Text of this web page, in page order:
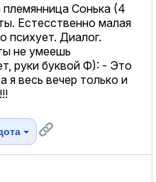
Сонька (4
Естесственно малая
психует. Диалог.
не умеешь
руки буквой Ф): - Это
я весь вечер только и